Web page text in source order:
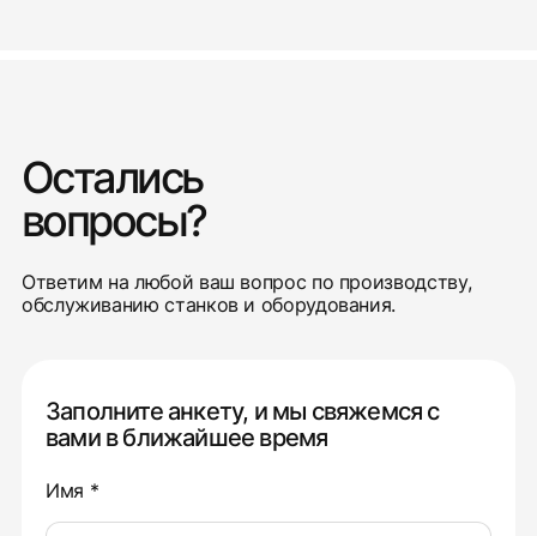
Остались
вопросы?
Ответим на любой ваш вопрос по производству,
обслуживанию станков и оборудования.
Заполните анкету, и мы свяжемся с
вами в ближайшее время
Имя *